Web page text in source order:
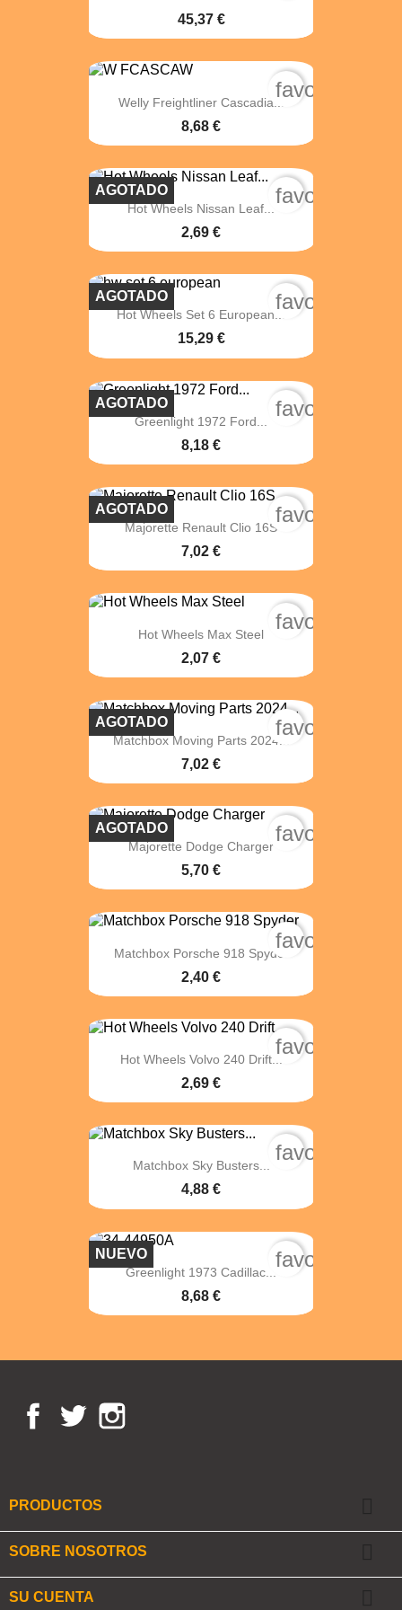
45,37 €
Welly Freightliner Cascadia...
8,68 €
Hot Wheels Nissan Leaf...
2,69 €
AGOTADO
Hot Wheels Set 6 European...
15,29 €
AGOTADO
Greenlight 1972 Ford...
8,18 €
AGOTADO
Majorette Renault Clio 16S
7,02 €
AGOTADO
Hot Wheels Max Steel
2,07 €
Matchbox Moving Parts 2024...
7,02 €
AGOTADO
Majorette Dodge Charger
5,70 €
AGOTADO
Matchbox Porsche 918 Spyder
2,40 €
Hot Wheels Volvo 240 Drift...
2,69 €
Matchbox Sky Busters...
4,88 €
Greenlight 1973 Cadillac...
8,68 €
NUEVO
Facebook
Twitter
PRODUCTOS
SOBRE NOSOTROS
SU CUENTA